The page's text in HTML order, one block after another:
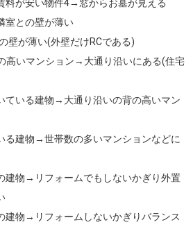
料が安い物件4→窓からお墓が見える
室との壁が薄い
壁が薄い(外壁だけRCである)
高いマンション→大通り沿いにある(住宅
ている建物→大通り沿いの背の高いマン
る建物→世帯数の多いマンションなどに
建物→リフォームでもしないかぎり外置
建物→リフォームしないかぎりバランス